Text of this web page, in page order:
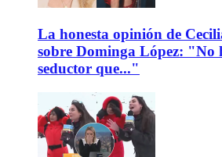
La honesta opinión de
sobre Dominga López: "No
seductor que..."